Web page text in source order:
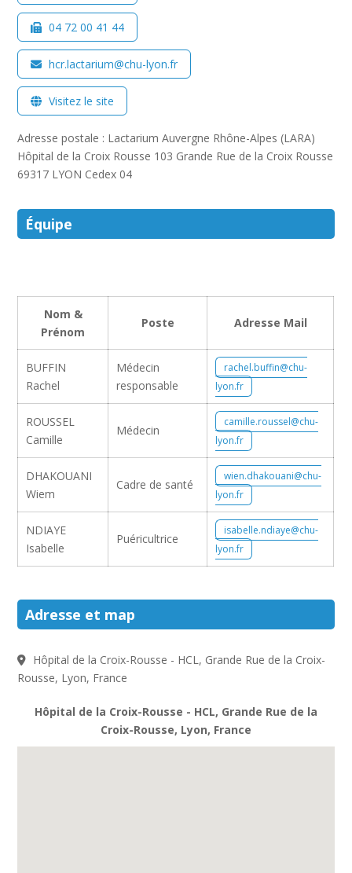
04 72 00 41 44
hcr.lactarium@chu-lyon.fr
Visitez le site
Adresse postale : Lactarium Auvergne Rhône-Alpes (LARA)
Hôpital de la Croix Rousse 103 Grande Rue de la Croix Rousse
69317 LYON Cedex 04
Équipe
Nom &
Prénom
Poste Adresse Mail
BUFFIN
Rachel
Médecin
responsable
rachel.buffin@chu-
lyon.fr
ROUSSEL
Camille
Médecin
camille.roussel@chu-
lyon.fr
DHAKOUANI
Wiem
Cadre de santé
wien.dhakouani@chu-
lyon.fr
NDIAYE
Isabelle
Puéricultrice
isabelle.ndiaye@chu-
lyon.fr
Adresse et map
Hôpital de la Croix-Rousse - HCL, Grande Rue de la Croix-
Rousse, Lyon, France
Hôpital de la Croix-Rousse - HCL, Grande Rue de la
Croix-Rousse, Lyon, France